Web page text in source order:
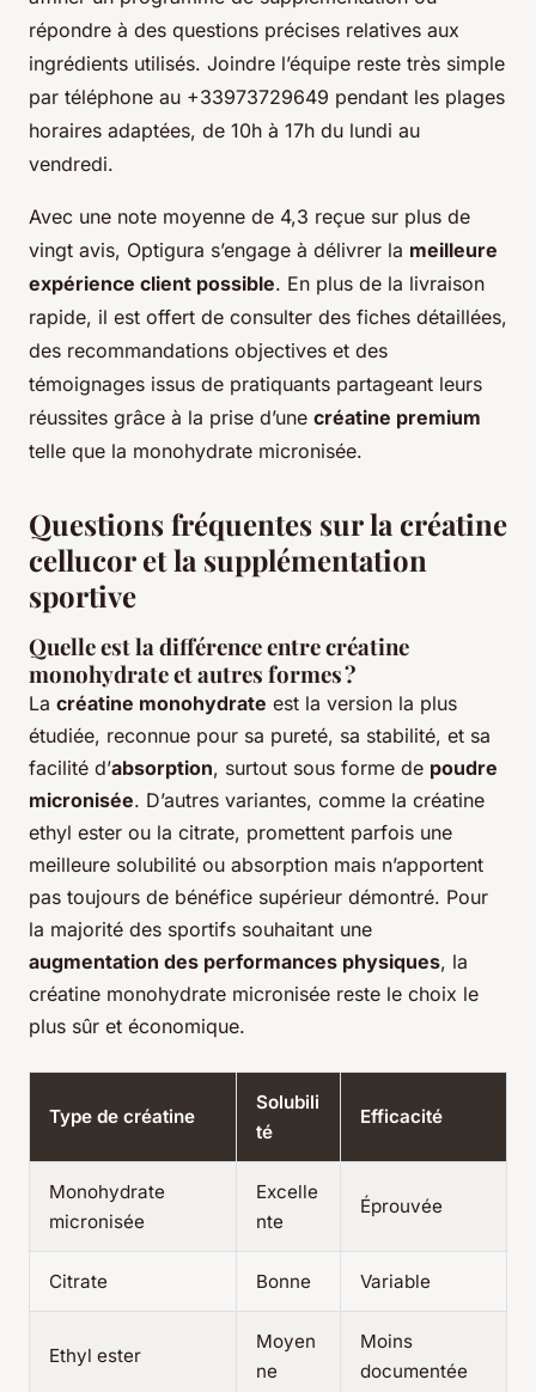
répondre à des questions précises relatives aux
ingrédients utilisés. Joindre l’équipe reste très simple
par téléphone au +33973729649 pendant les plages
horaires adaptées, de 10h à 17h du lundi au
vendredi.
Avec une note moyenne de 4,3 reçue sur plus de
vingt avis, Optigura s’engage à délivrer la meilleure
expérience client possible. En plus de la livraison
rapide, il est offert de consulter des fiches détaillées,
des recommandations objectives et des
témoignages issus de pratiquants partageant leurs
réussites grâce à la prise d’une créatine premium
telle que la monohydrate micronisée.
Questions fréquentes sur la créatine
cellucor et la supplémentation
sportive
Quelle est la différence entre créatine
monohydrate et autres formes ?
La créatine monohydrate est la version la plus
étudiée, reconnue pour sa pureté, sa stabilité, et sa
facilité d’absorption, surtout sous forme de poudre
micronisée. D’autres variantes, comme la créatine
ethyl ester ou la citrate, promettent parfois une
meilleure solubilité ou absorption mais n’apportent
pas toujours de bénéfice supérieur démontré. Pour
la majorité des sportifs souhaitant une
augmentation des performances physiques, la
créatine monohydrate micronisée reste le choix le
plus sûr et économique.
Type de créatine
Solubili
té
Efficacité
Monohydrate
micronisée
Excelle
nte
Éprouvée
Citrate Bonne Variable
Ethyl ester
Moyen
ne
Moins
documentée